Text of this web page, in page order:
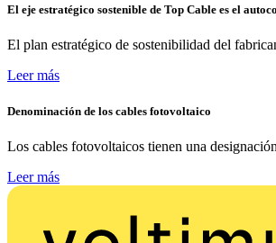
El eje estratégico sostenible de Top Cable es el
El plan estratégico de sostenibilidad del
Leer más
Denominación de los cables fotovoltaico
Los cables fotovoltaicos tienen una
Leer más